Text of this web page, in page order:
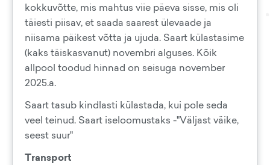
kokkuvõtte, mis mahtus viie päeva sisse, mis oli
täiesti piisav, et saada saarest ülevaade ja
niisama päikest võtta ja ujuda. Saart külastasime
(kaks täiskasvanut) novembri alguses. Kõik
allpool toodud hinnad on seisuga november
2025.a.
Saart tasub kindlasti külastada, kui pole seda
veel teinud. Saart iseloomustaks -"Väljast väike,
seest suur"
Transport